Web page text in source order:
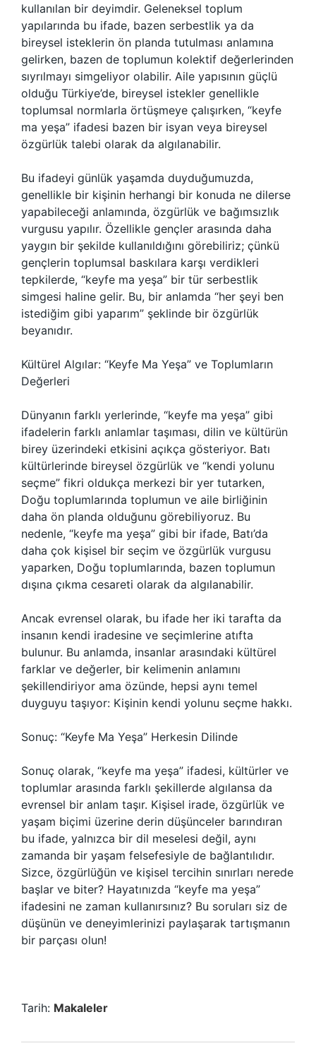
kullanılan bir deyimdir. Geleneksel toplum
yapılarında bu ifade, bazen serbestlik ya da
bireysel isteklerin ön planda tutulması anlamına
gelirken, bazen de toplumun kolektif değerlerinden
sıyrılmayı simgeliyor olabilir. Aile yapısının güçlü
olduğu Türkiye’de, bireysel istekler genellikle
toplumsal normlarla örtüşmeye çalışırken, “keyfe
ma yeşa” ifadesi bazen bir isyan veya bireysel
özgürlük talebi olarak da algılanabilir.
Bu ifadeyi günlük yaşamda duyduğumuzda,
genellikle bir kişinin herhangi bir konuda ne dilerse
yapabileceği anlamında, özgürlük ve bağımsızlık
vurgusu yapılır. Özellikle gençler arasında daha
yaygın bir şekilde kullanıldığını görebiliriz; çünkü
gençlerin toplumsal baskılara karşı verdikleri
tepkilerde, “keyfe ma yeşa” bir tür serbestlik
simgesi haline gelir. Bu, bir anlamda “her şeyi ben
istediğim gibi yaparım” şeklinde bir özgürlük
beyanıdır.
Kültürel Algılar: “Keyfe Ma Yeşa” ve Toplumların
Değerleri
Dünyanın farklı yerlerinde, “keyfe ma yeşa” gibi
ifadelerin farklı anlamlar taşıması, dilin ve kültürün
birey üzerindeki etkisini açıkça gösteriyor. Batı
kültürlerinde bireysel özgürlük ve “kendi yolunu
seçme” fikri oldukça merkezi bir yer tutarken,
Doğu toplumlarında toplumun ve aile birliğinin
daha ön planda olduğunu görebiliyoruz. Bu
nedenle, “keyfe ma yeşa” gibi bir ifade, Batı’da
daha çok kişisel bir seçim ve özgürlük vurgusu
yaparken, Doğu toplumlarında, bazen toplumun
dışına çıkma cesareti olarak da algılanabilir.
Ancak evrensel olarak, bu ifade her iki tarafta da
insanın kendi iradesine ve seçimlerine atıfta
bulunur. Bu anlamda, insanlar arasındaki kültürel
farklar ve değerler, bir kelimenin anlamını
şekillendiriyor ama özünde, hepsi aynı temel
duyguyu taşıyor: Kişinin kendi yolunu seçme hakkı.
Sonuç: “Keyfe Ma Yeşa” Herkesin Dilinde
Sonuç olarak, “keyfe ma yeşa” ifadesi, kültürler ve
toplumlar arasında farklı şekillerde algılansa da
evrensel bir anlam taşır. Kişisel irade, özgürlük ve
yaşam biçimi üzerine derin düşünceler barındıran
bu ifade, yalnızca bir dil meselesi değil, aynı
zamanda bir yaşam felsefesiyle de bağlantılıdır.
Sizce, özgürlüğün ve kişisel tercihin sınırları nerede
başlar ve biter? Hayatınızda “keyfe ma yeşa”
ifadesini ne zaman kullanırsınız? Bu soruları siz de
düşünün ve deneyimlerinizi paylaşarak tartışmanın
bir parçası olun!
Tarih: Makaleler